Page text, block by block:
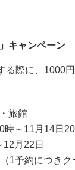
キャンペーン
際に、1000
旅館
時～11月14日
月22日
1予約につきク